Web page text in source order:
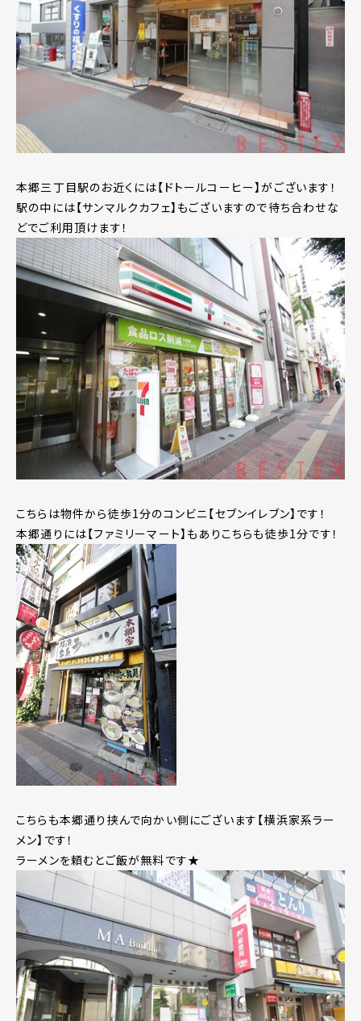
本郷三丁目駅のお近くには【ドトールコーヒー】がございます！
駅の中には【サンマルクカフェ】もございますので待ち合わせな
どでご利用頂けます！
こちらは物件から徒歩1分のコンビニ【セブンイレブン】です！
本郷通りには【ファミリーマート】もありこちらも徒歩1分です！
こちらも本郷通り挟んで向かい側にございます【横浜家系ラー
メン】です！
ラーメンを頼むとご飯が無料です★